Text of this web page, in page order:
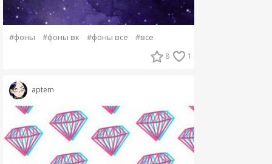
#фоны #фоны вк #фоны все #все
8 1
aptem